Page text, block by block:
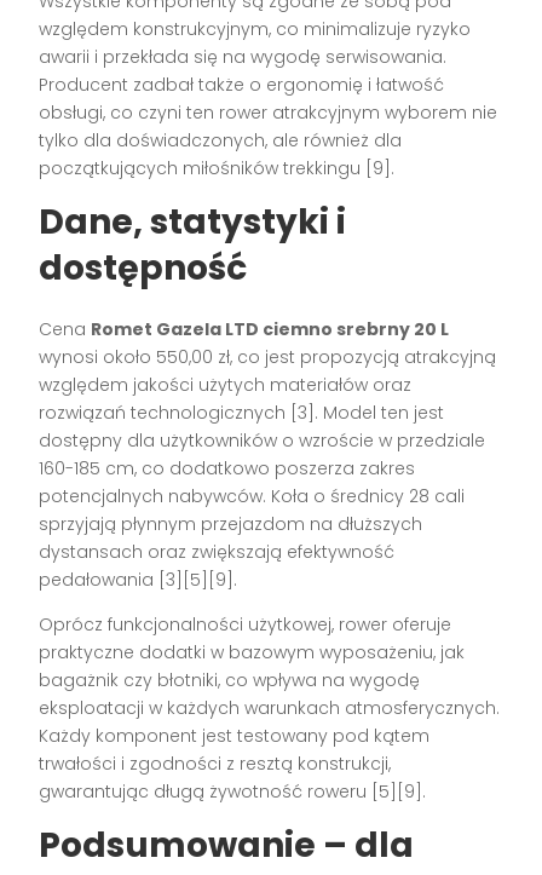
względem konstrukcyjnym, co minimalizuje ryzyko
awarii i przekłada się na wygodę serwisowania.
Producent zadbał także o ergonomię i łatwość
obsługi, co czyni ten rower atrakcyjnym wyborem nie
tylko dla doświadczonych, ale również dla
początkujących miłośników trekkingu [9] .
Dane, statystyki i
dostępność
Cena Romet Gazela LTD ciemno srebrny 20 L
wynosi około 550,00 zł, co jest propozycją atrakcyjną
względem jakości użytych materiałów oraz
rozwiązań technologicznych [3] . Model ten jest
dostępny dla użytkowników o wzroście w przedziale
160-185 cm, co dodatkowo poszerza zakres
potencjalnych nabywców. Koła o średnicy 28 cali
sprzyjają płynnym przejazdom na dłuższych
dystansach oraz zwiększają efektywność
pedałowania [3][5][9] .
Oprócz funkcjonalności użytkowej, rower oferuje
praktyczne dodatki w bazowym wyposażeniu, jak
bagażnik czy błotniki, co wpływa na wygodę
eksploatacji w każdych warunkach atmosferycznych.
Każdy komponent jest testowany pod kątem
trwałości i zgodności z resztą konstrukcji,
gwarantując długą żywotność roweru [5][9] .
Podsumowanie – dla